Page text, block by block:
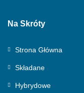
Na Skróty
Strona Główna
Składane
Hybrydowe